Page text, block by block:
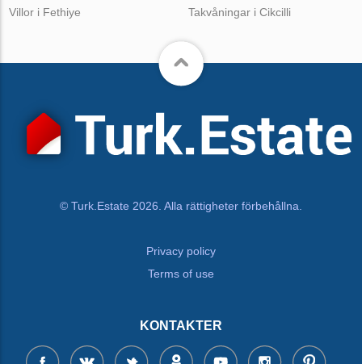
Villor i Fethiye
Takvåningar i Cikcilli
© Turk.Estate 2026. Alla rättigheter förbehållna.
Privacy policy
Terms of use
KONTAKTER